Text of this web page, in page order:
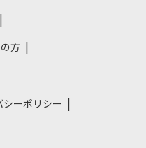
方
シーポリシー